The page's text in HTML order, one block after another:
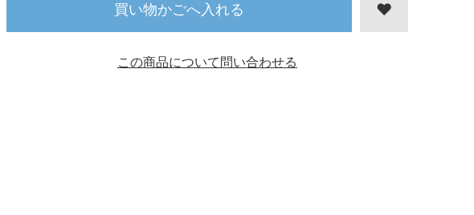
買い物かごへ入れる
この商品について問い合わせる